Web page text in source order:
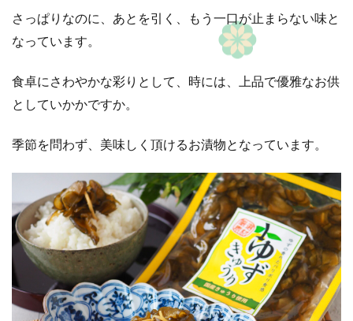
さっぱりなのに、あとを引く、もう一口が止まらない味と
なっています。
食卓にさわやかな彩りとして、時には、上品で優雅なお供
としていかかですか。
季節を問わず、美味しく頂けるお漬物となっています。